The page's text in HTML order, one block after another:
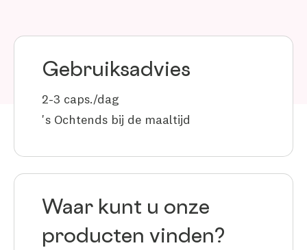
Gebruiksadvies
2-3 caps./dag
's Ochtends bij de maaltijd
Waar kunt u onze
producten vinden?